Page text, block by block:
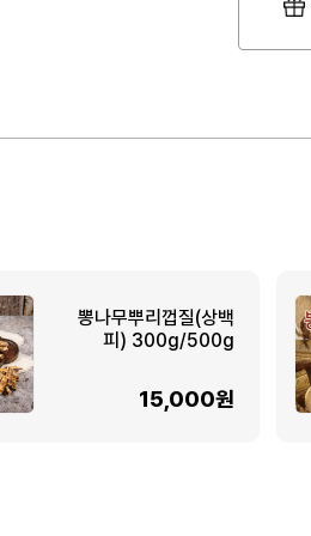
뽕나무뿌리껍질(상백
피) 300g/500g
15,000원